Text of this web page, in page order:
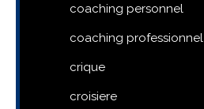
coaching personnel
coaching professionnel
crique
croisiere